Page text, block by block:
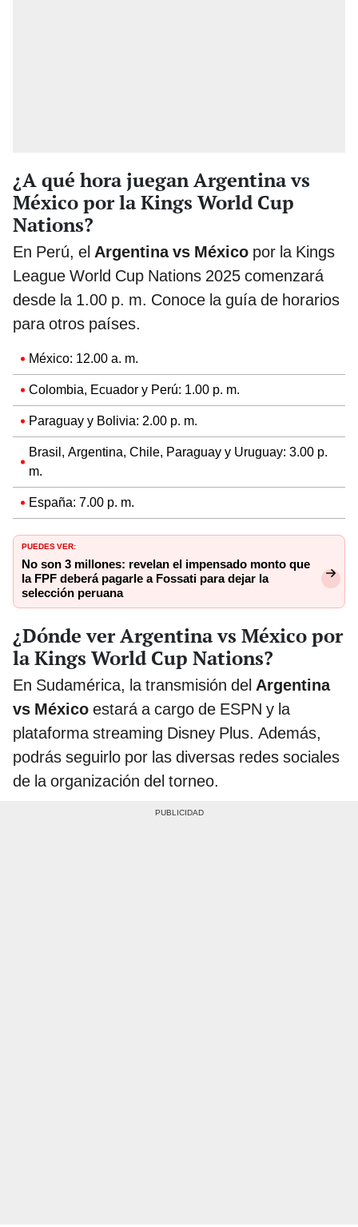
¿A qué hora juegan Argentina vs
México por la Kings World Cup
Nations?
En Perú, el Argentina vs México por la Kings
League World Cup Nations 2025 comenzará
desde la 1.00 p. m. Conoce la guía de horarios
para otros países.
México: 12.00 a. m.
Colombia, Ecuador y Perú: 1.00 p. m.
Paraguay y Bolivia: 2.00 p. m.
Brasil, Argentina, Chile, Paraguay y Uruguay: 3.00 p.
m.
España: 7.00 p. m.
PUEDES VER:
No son 3 millones: revelan el impensado monto que
la FPF deberá pagarle a Fossati para dejar la
selección peruana
¿Dónde ver Argentina vs México por
la Kings World Cup Nations?
En Sudamérica, la transmisión del Argentina
vs México estará a cargo de ESPN y la
plataforma streaming Disney Plus. Además,
podrás seguirlo por las diversas redes sociales
de la organización del torneo.